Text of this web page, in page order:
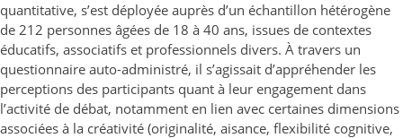
quantitative, s’est déployée auprès d’un échantillon hétérogène
de 212 personnes âgées de 18 à 40 ans, issues de contextes
éducatifs, associatifs et professionnels divers. À travers un
questionnaire auto-administré, il s’agissait d’appréhender les
perceptions des participants quant à leur engagement dans
l’activité de débat, notamment en lien avec certaines dimensions
associées à la créativité (originalité, aisance, flexibilité cognitive,